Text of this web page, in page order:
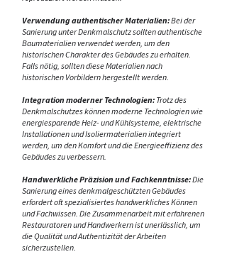
Verwendung authentischer Materialien:Bei der
Sanierung unter Denkmalschutz sollten authentische
Baumaterialien verwendet werden, um den
historischen Charakter des Gebäudes zu erhalten.
Falls nötig, sollten diese Materialien nach
historischen Vorbildern hergestellt werden.
Integration moderner Technologien: Trotz des
Denkmalschutzes können moderne Technologien wie
energiesparende Heiz- und Kühlsysteme, elektrische
Installationen und Isoliermaterialien integriert
werden, um den Komfort und die Energieeffizienz des
Gebäudes zu verbessern.
Handwerkliche Präzision und Fachkenntnisse:Die
Sanierung eines denkmalgeschützten Gebäudes
erfordert oft spezialisiertes handwerkliches Können
und Fachwissen. Die Zusammenarbeit mit erfahrenen
Restauratoren und Handwerkern ist unerlässlich, um
die Qualität und Authentizität der Arbeiten
sicherzustellen.